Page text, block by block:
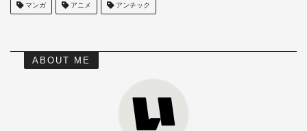
マンガ アニメ アンチック
ABOUT ME